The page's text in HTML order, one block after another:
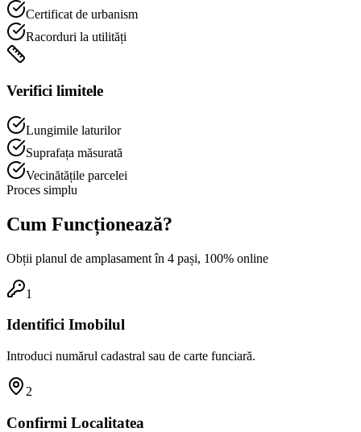
Certificat de urbanism
Racorduri la utilități
Verifici limitele
Lungimile laturilor
Suprafața măsurată
Vecinătățile parcelei
Proces simplu
Cum Funcționează?
Obții planul de amplasament în 4 pași, 100% online
1
Identifici Imobilul
Introduci numărul cadastral sau de carte funciară.
2
Confirmi Localitatea